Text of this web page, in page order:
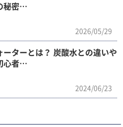
秘密…
2026/05/29
ーターとは？ 炭酸水との違いや
心者…
2024/06/23